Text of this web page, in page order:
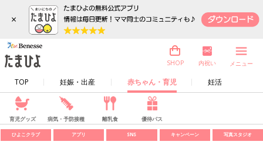
×
TOP 妊娠・出産 赤ちゃん・育児 妊活
SHOP 内祝い メニュー
育児グッズ 病気・予防接種 離乳食 優待パス
ひよこクラブ アプリ SNS キャンペーン 写真スタジオ